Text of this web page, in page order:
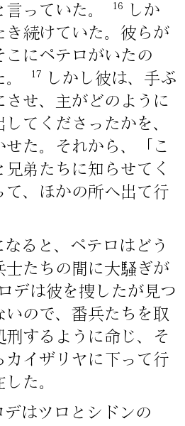
言っていた。
16
しか
き続けていた。彼らが
こにペテロがいたの
。
17
しかし彼は、手ぶ
させ、主がどのように
てくださったかを、
た。それから、「こ
弟たちに知らせてく
て、ほかの所へ出て行
なると、ペテロはどう
士たちの間に大騒ぎが
デは彼を捜したが見つ
いので、番兵たちを取
刑するように命じ、そ
カイザリヤに下って行
た。
デはツロとシドンの